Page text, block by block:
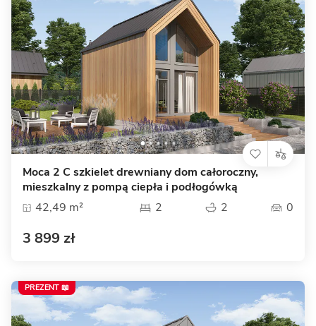
Moca 2 C szkielet drewniany dom całoroczny,
mieszkalny z pompą ciepła i podłogówką
42,49 m²
2 2 0
3 899 zł
PREZENT 📖